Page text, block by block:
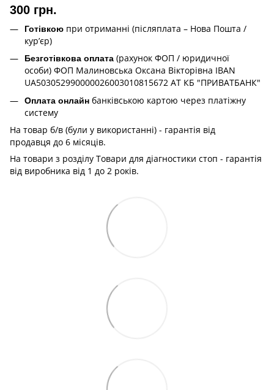
300 грн.
Готівкою при отриманні (післяплата – Нова Пошта /
кур’єр)
Безготівкова оплата (рахунок ФОП / юридичної
особи) ФОП Малиновська Оксана Вікторівна IBAN
UA503052990000026003010815672 АТ КБ "ПРИВАТБАНК"
Оплата онлайн банківською картою через платіжну
систему
На товар б/в (були у використанні) - гарантія від
продавця до 6 місяців.
На товари з розділу Товари для діагностики стоп - гарантія
від виробника від 1 до 2 років.